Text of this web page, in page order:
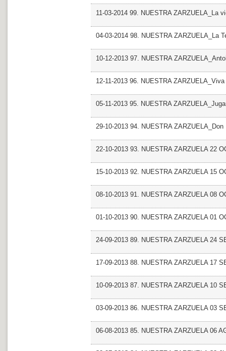
11-03-2014 99. NUESTRA ZARZUELA_La
04-03-2014 98. NUESTRA ZARZUELA_La
10-12-2013 97. NUESTRA
12-11-2013 96. NUESTRA
05-11-2013 95. NUESTRA
29-10-2013 94. NUESTRA ZARZUELA_Don
22-10-2013 93. NUESTRA ZARZUELA 22
15-10-2013 92. NUESTRA ZARZUELA 15
08-10-2013 91. NUESTRA ZARZUELA 08
01-10-2013 90. NUESTRA ZARZUELA 01
24-09-2013 89. NUESTRA ZARZUELA 24
17-09-2013 88. NUESTRA ZARZUELA 17
10-09-2013 87. NUESTRA ZARZUELA 10
03-09-2013 86. NUESTRA ZARZUELA 03
06-08-2013 85. NUESTRA ZARZUELA 06